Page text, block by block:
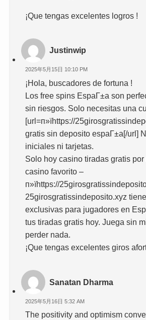
¡Que tengas excelentes logros !
Justinwip
2025年5月15日 10:10 PM
¡Hola, buscadores de fortuna !
Los free spins EspaГ±a son
sin riesgos. Solo necesitas una
[url=п»їhttps://
gratis sin deposito espaГ±a[/url]
iniciales ni tarjetas.
Solo hoy casino tiradas gratis por
casino favorito –
п»їhttps://
25girosgratissindeposito.xyz
exclusivas para jugadores en
tus tiradas gratis hoy. Juega sin
perder nada.
¡Que tengas excelentes giros
Sanatan Dharma
2025年5月16日 5:32 AM
The positivity and optimism